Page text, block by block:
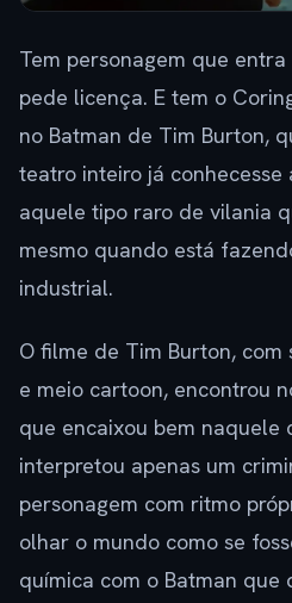
Tem personagem que
pede licença. E tem o
no Batman de Tim Burton,
teatro inteiro já conhecesse
aquele tipo raro de vilania
mesmo quando está
industrial.
O filme de Tim Burton,
e meio cartoon, encontrou
que encaixou bem naquele
interpretou apenas um
personagem com ritmo
olhar o mundo como se
química com o Batman que